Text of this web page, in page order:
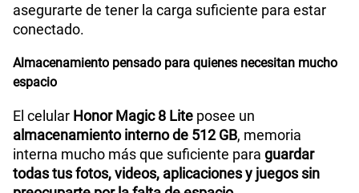
asegurarte de tener la carga suficiente para estar
conectado.
Almacenamiento pensado para quienes necesitan mucho
espacio
El celular Honor Magic 8 Lite posee un
almacenamiento interno de 512 GB, memoria
interna mucho más que suficiente para guardar
todas tus fotos, videos, aplicaciones y juegos sin